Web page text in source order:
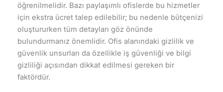
öğrenilmelidir. Bazı paylaşımlı ofislerde bu hizmetler
için ekstra ücret talep edilebilir; bu nedenle bütçenizi
oluştururken tüm detayları göz önünde
bulundurmanız önemlidir. Ofis alanındaki gizlilik ve
güvenlik unsurları da özellikle iş güvenliği ve bilgi
gizliliği açısından dikkat edilmesi gereken bir
faktördür.